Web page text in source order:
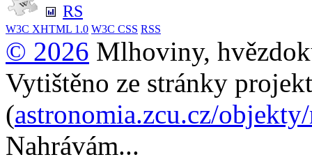
RS
W3C XHTML 1.0 W3C CSS RSS
© 2026 Mlhoviny,
Vytištěno ze stránky
(astronomia.zcu.cz/
Nahrávám...